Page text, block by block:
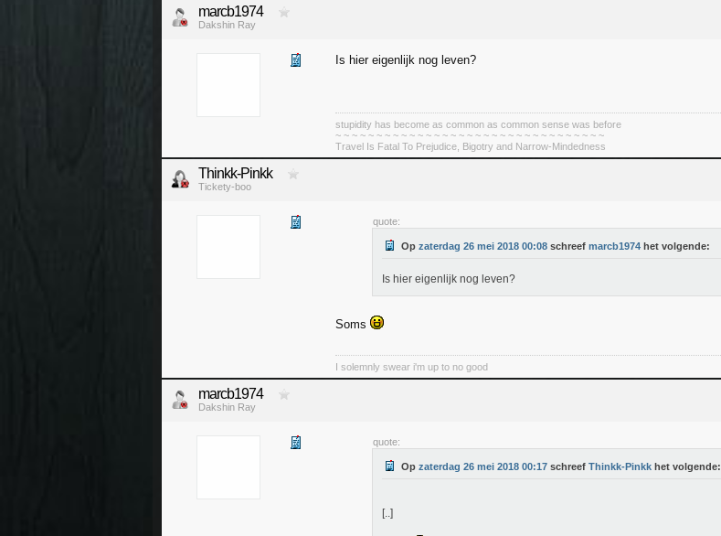
marcb1974
Dakshin Ray
Is hier eigenlijk nog leven?
stupidity has become as common as common sense was before
~ ~ ~ ~ ~ ~ ~ ~ ~ ~ ~ ~ ~ ~ ~ ~ ~ ~ ~ ~ ~ ~ ~ ~ ~ ~ ~ ~ ~ ~ ~ ~ ~
Travel Is Fatal To Prejudice, Bigotry and Narrow-Mindedness
Thinkk-Pinkk
Tickety-boo
quote:
Op zaterdag 26 mei 2018 00:08 schreef marcb1974 het volgende:
Is hier eigenlijk nog leven?
Soms
I solemnly swear i'm up to no good
marcb1974
Dakshin Ray
quote:
Op zaterdag 26 mei 2018 00:17 schreef Thinkk-Pinkk het volgende:
[..]